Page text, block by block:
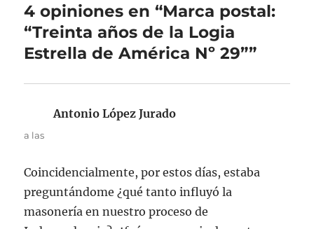
4 opiniones en “Marca postal:
“Treinta años de la Logia
Estrella de América Nº 29””
Antonio López Jurado
a las
Coincidencialmente, por estos días, estaba
preguntándome ¿qué tanto influyó la
masonería en nuestro proceso de